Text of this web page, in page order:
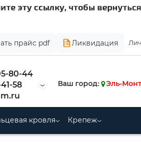
прайс pdf Ликвидация
80-44
58
Ваш город: Эль-
кровля Крепеж